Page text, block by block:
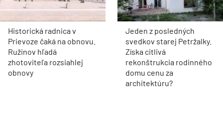
Historická radnica v
Prievoze čaká na obnovu.
Ružinov hľadá
zhotoviteľa rozsiahlej
obnovy
Jeden z posledných
svedkov starej Petržalky.
Získa citlivá
rekonštrukcia rodinného
domu cenu za
architektúru?